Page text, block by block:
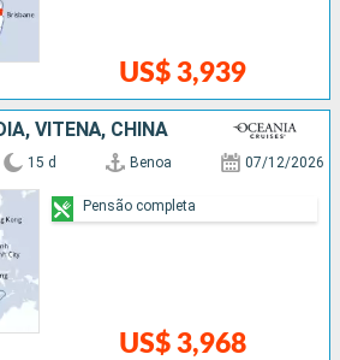
US$ 3,939
VITENÃ, CHINA
15 d Benoa 07/12/2026
US$ 3,968
Pensão completa